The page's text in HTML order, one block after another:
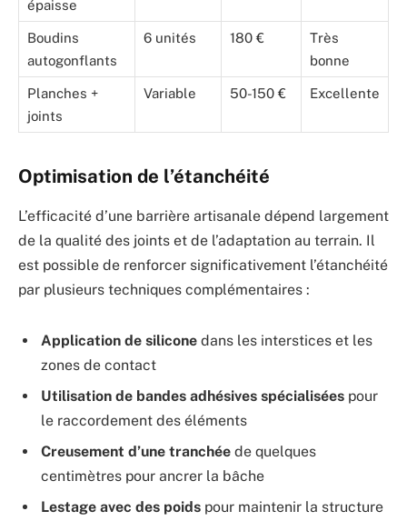
épaisse
Boudins
autogonflants
6 unités 180 €
Très
bonne
Planches +
joints
Variable 50-150 € Excellente
Optimisation de l’étanchéité
L’efficacité d’une barrière artisanale dépend largement
de la qualité des joints et de l’adaptation au terrain. Il
est possible de renforcer significativement l’étanchéité
par plusieurs techniques complémentaires :
Application de silicone dans les interstices et les
zones de contact
Utilisation de bandes adhésives spécialisées pour
le raccordement des éléments
Creusement d’une tranchée de quelques
centimètres pour ancrer la bâche
Lestage avec des poids pour maintenir la structure